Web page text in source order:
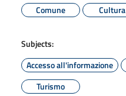
Comune
Cultura
Subjects:
Accesso all'informazione
Turismo